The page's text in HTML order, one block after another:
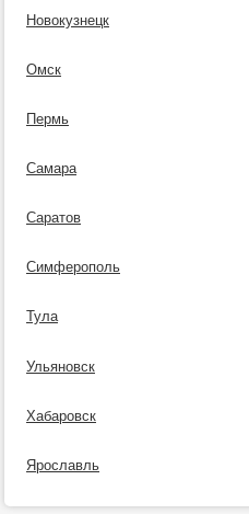
Новокузнецк
Омск
Пермь
Самара
Саратов
Симферополь
Тула
Ульяновск
Хабаровск
Ярославль